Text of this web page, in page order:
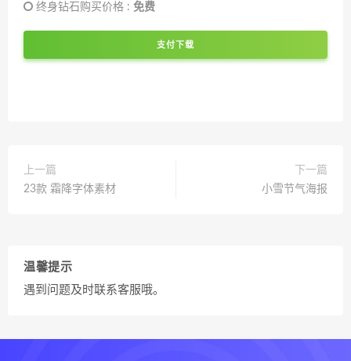
终身钻石购买价格 : 免费
支付下载
上一篇
23款 霜降字体素材
下一篇
小雪节气海报
温馨提示
遇到问题及时联系客服哦。